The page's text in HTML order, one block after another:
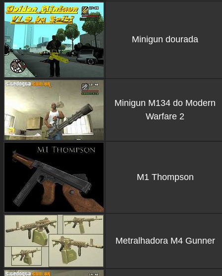
Minigun dourada
Minigun M134 do Modern
Warfare 2
M1 Thompson
Metralhadora M4 Gunner